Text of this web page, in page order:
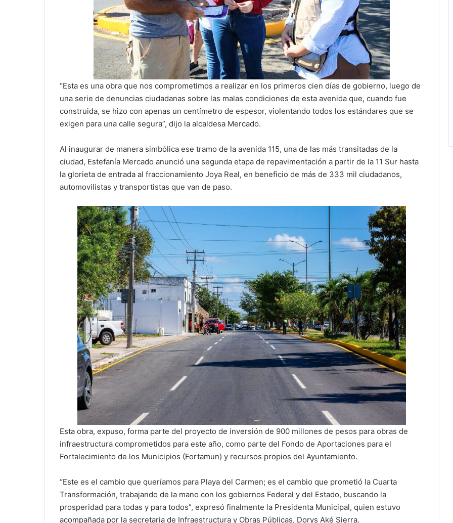
“Esta es una obra que nos comprometimos a realizar en los primeros cien días de gobierno, luego de
una serie de denuncias ciudadanas sobre las malas condiciones de esta avenida que, cuando fue
construida, se hizo con apenas un centímetro de espesor, violentando todos los estándares que se
exigen para una calle segura”, dijo la alcaldesa Mercado.
Al inaugurar de manera simbólica ese tramo de la avenida 115, una de las más transitadas de la
ciudad, Estefanía Mercado anunció una segunda etapa de repavimentación a partir de la 11 Sur hasta
la glorieta de entrada al fraccionamiento Joya Real, en beneficio de más de 333 mil ciudadanos,
automovilistas y transportistas que van de paso.
Esta obra, expuso, forma parte del proyecto de inversión de 900 millones de pesos para obras de
infraestructura comprometidos para este año, como parte del Fondo de Aportaciones para el
Fortalecimiento de los Municipios (Fortamun) y recursos propios del Ayuntamiento.
“Este es el cambio que queríamos para Playa del Carmen; es el cambio que prometió la Cuarta
Transformación, trabajando de la mano con los gobiernos Federal y del Estado, buscando la
prosperidad para todas y para todos”, expresó finalmente la Presidenta Municipal, quien estuvo
acompañada por la secretaria de Infraestructura y Obras Públicas, Dorys Aké Sierra.